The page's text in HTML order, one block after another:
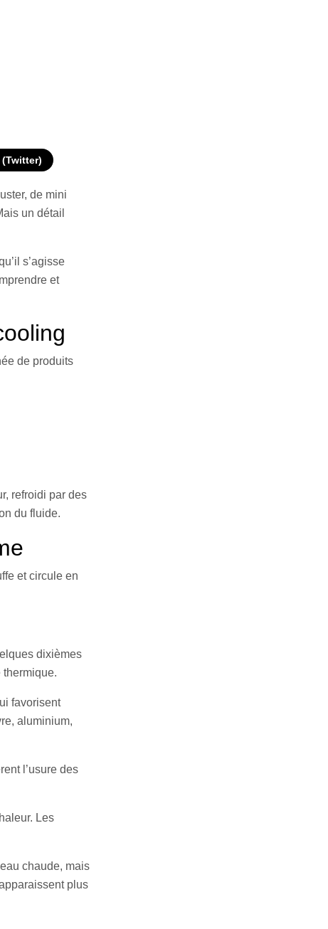
(Twitter)
de mini
un détail
s’agisse
et
de produits
refroidi par des
du fluide.
et circule en
dixièmes
thermique.
favorisent
aluminium,
l’usure des
Les
chaude, mais
plus